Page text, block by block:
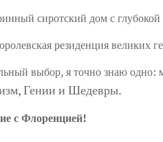
сиротский дом с глубокой
резиденция великих
выбор, я точно знаю
Гении и Шедевры.
с Флоренцией!